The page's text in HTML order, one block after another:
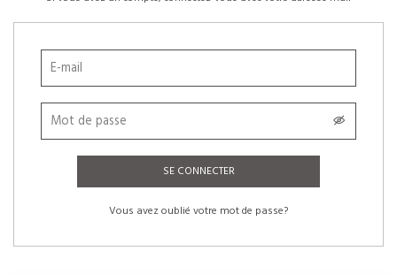
SE CONNECTER
Vous avez oublié votre mot de passe?